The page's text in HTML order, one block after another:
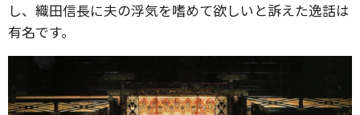
し、織田信長に夫の浮気を嗜めて欲しいと訴えた逸話は
有名です。